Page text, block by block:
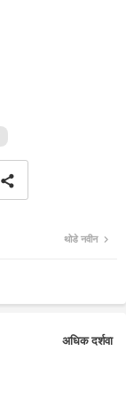
थोडे नवीन
अधिक दर्शवा